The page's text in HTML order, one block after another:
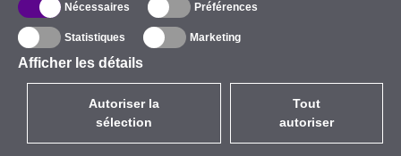
Nécessaires Préférences
Statistiques Marketing
Afficher les détails
Autoriser la
sélection
Tout
autoriser